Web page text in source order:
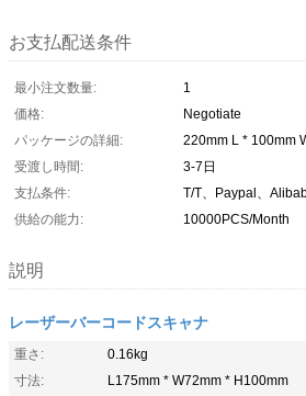
お支払配送条件
最小注文数量:
1
価格:
Negotiate
パッケージの詳細:
220mm L * 100mm
受渡し時間:
3-7日
支払条件:
T/T、Paypal、
供給の能力:
10000PCS/Month
説明
レーザーバーコードスキャナ
重さ:
0.16kg
寸法:
L175mm * W72mm * H100mm